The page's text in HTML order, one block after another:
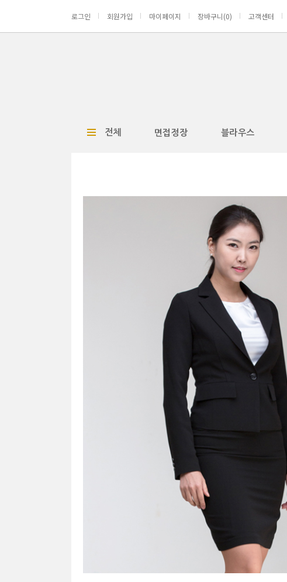
로그인 회원가입 마이페이지 장바구니(0) 고객센터
전체 면접정장 블라우스